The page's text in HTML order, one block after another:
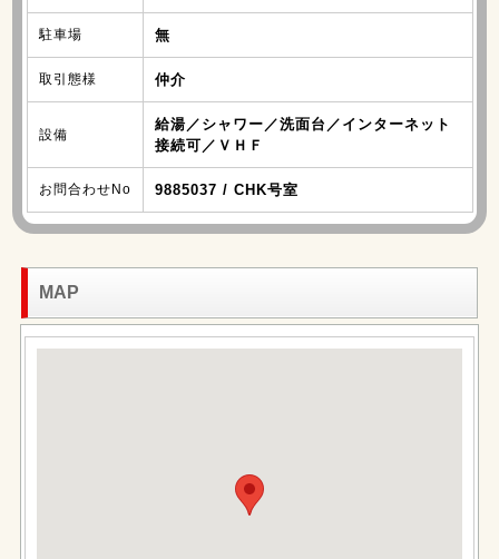
駐車場 無
取引態様 仲介
設備
給湯／シャワー／洗面台／インターネット
接続可／ＶＨＦ
お問合わせNo 9885037 / CHK号室
MAP